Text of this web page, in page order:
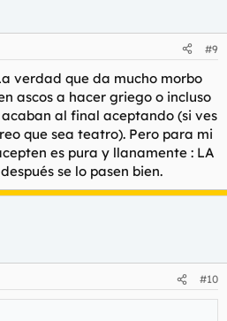
#9
verdad que da mucho morbo
ascos a hacer griego o incluso
al final aceptando (si ves
que sea teatro). Pero para mi
es pura y llanamente : LA
se lo pasen bien.
#10